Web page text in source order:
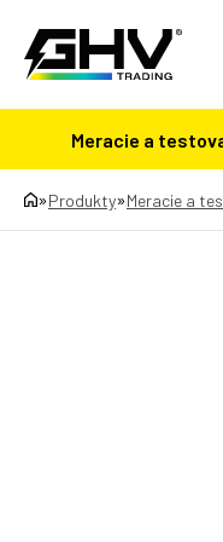
Meracie a
»Produkty»Meracie a